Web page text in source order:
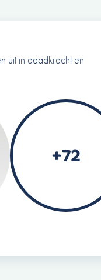
uit in daadkracht en
+72